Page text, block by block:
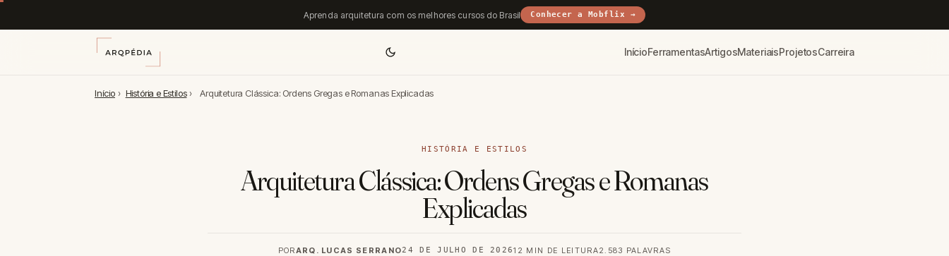
Aprenda arquitetura com os melhores cursos do Brasil Conhecer a Mobflix →
InícioFerramentasArtigosMateriaisProjetosCarreira
Início › História e Estilos › Arquitetura Clássica: Ordens Gregas e Romanas Explicadas
HISTÓRIA E ESTILOS
Arquitetura Clássica: Ordens Gregas e Romanas
Explicadas
PORARQ. LUCAS SERRANO24 DE JULHO DE 202612 MIN DE LEITURA2.583 PALAVRAS